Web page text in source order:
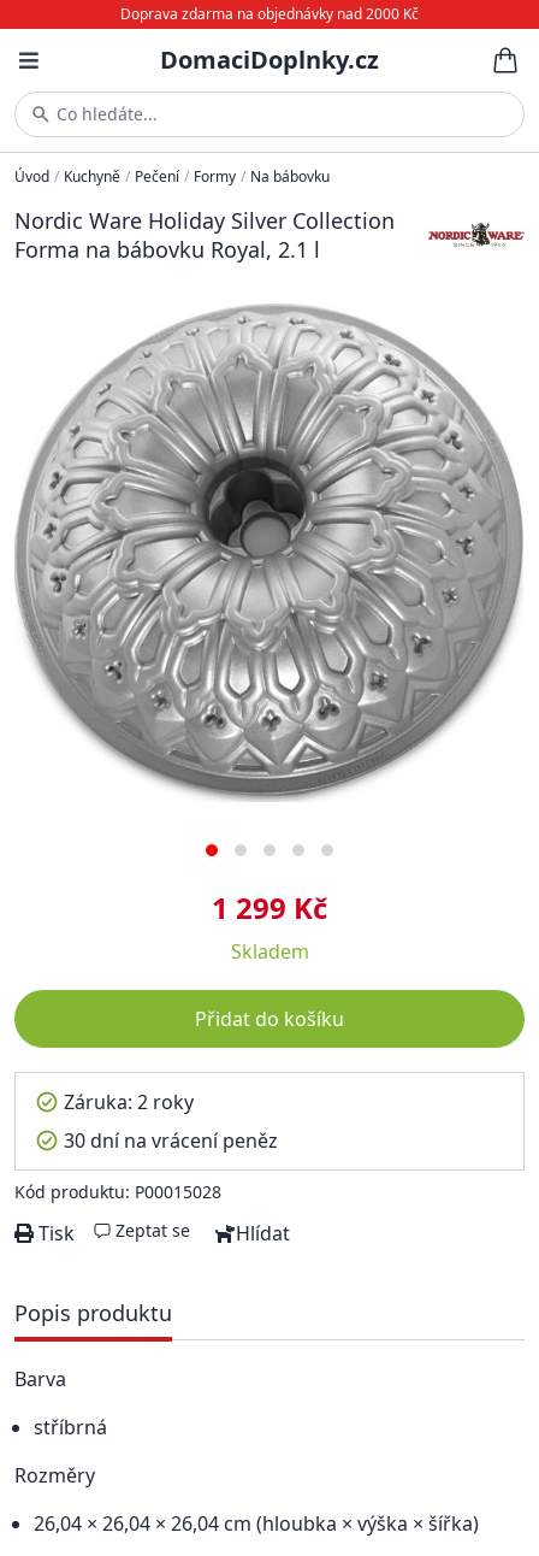
Doprava zdarma na objednávky nad 2000 Kč
DomaciDoplnky.cz
Co hledáte...
Úvod / Kuchyně / Pečení / Formy / Na bábovku
Nordic Ware Holiday Silver Collection
Forma na bábovku Royal, 2.1 l
1 299 Kč
Skladem
Přidat do košíku
Záruka: 2 roky
30 dní na vrácení peněz
Kód produktu: P00015028
Tisk Zeptat se Hlídat
Popis produktu
Barva
stříbrná
Rozměry
26,04 × 26,04 × 26,04 cm (hloubka × výška × šířka)